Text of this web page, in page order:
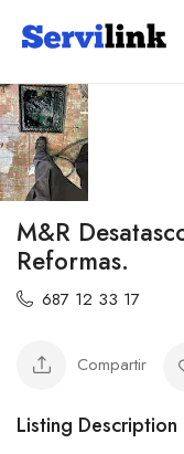
M&R
Reformas.
687 12 33 17
Compartir
Listing Description